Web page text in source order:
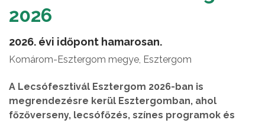
2026
2026. évi időpont hamarosan.
Komárom-Esztergom megye, Esztergom
A Lecsófesztivál Esztergom 2026-ban is
megrendezésre kerül Esztergomban, ahol
főzőverseny, lecsófőzés, színes programok és